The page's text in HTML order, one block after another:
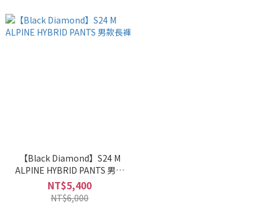
【Black Diamond】S24 M
ALPINE HYBRID PANTS 男款
長褲
NT$5,400
NT$6,000